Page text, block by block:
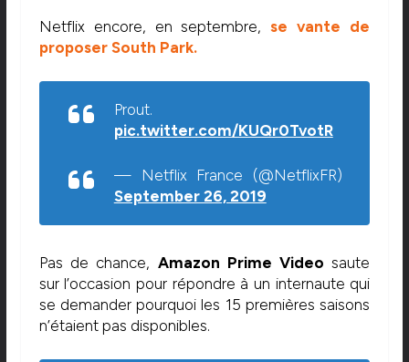
Netflix encore, en septembre,se vante de
proposer South Park.
Prout.
pic.twitter.com/KUQr0TvotR
— Netflix France (@NetflixFR)
September 26, 2019
Pas de chance, Amazon Prime Video saute
sur l’occasion pour répondre à un internaute qui
se demander pourquoi les 15 premières saisons
n’étaient pas disponibles.